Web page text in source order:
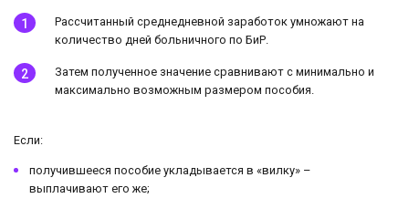
Рассчитанный среднедневной заработок умножают на
количество дней больничного по БиР.
Затем полученное значение сравнивают с минимально и
максимально возможным размером пособия.
Если:
получившееся пособие укладывается в «вилку» –
выплачивают его же;